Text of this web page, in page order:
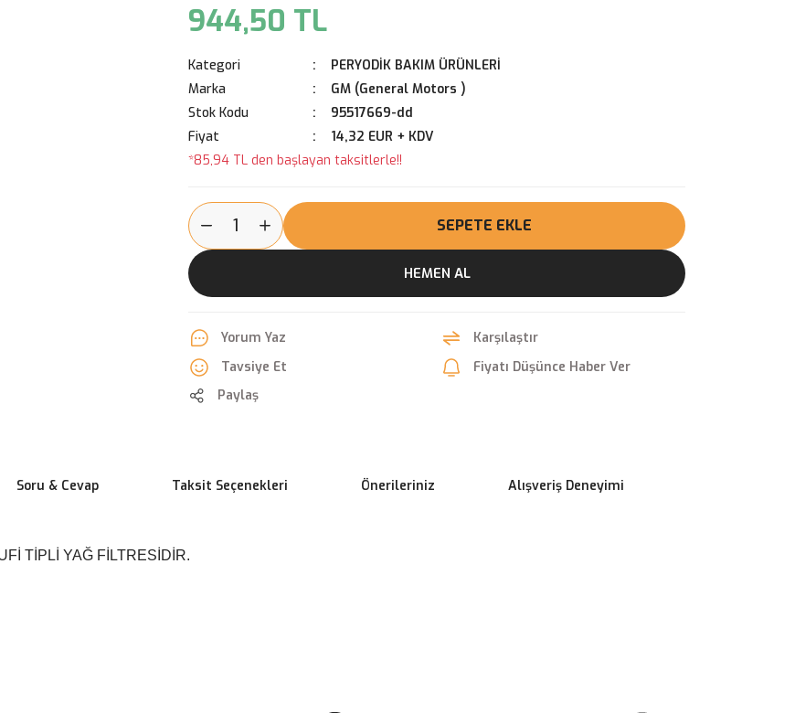
944,50 TL
Kategori
PERYODİK BAKIM ÜRÜNLERİ
Marka
GM (General Motors )
Stok Kodu
95517669-dd
Fiyat
14,32 EUR + KDV
*85,94 TL den başlayan taksitlerle!!
SEPETE EKLE
HEMEN AL
Yorum Yaz
Karşılaştır
Tavsiye Et
Fiyatı Düşünce Haber Ver
Paylaş
Soru & Cevap Taksit Seçenekleri Önerileriniz Alışveriş Deneyimi
TİPLİ YAĞ FİLTRESİDİR.